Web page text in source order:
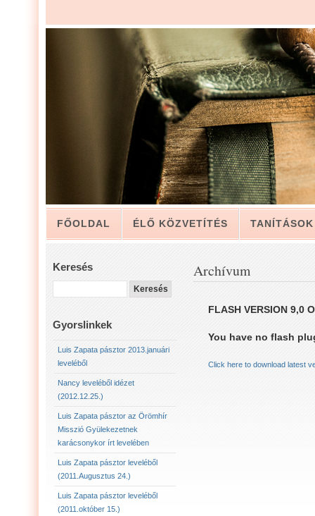
FŐOLDAL ÉLŐ KÖZVETÍTÉS TANÍTÁSOK
LUIS ZAPATA PÁSZTOR LEVELÉBŐL, A
LUIS ZAPATA PÁSZTOR LEVELÉBŐL
LUIS ZAPATA PÁSZTOR LEVELÉBŐL
LUIS ZAPATA PÁSZTOR AZ ÖRÖMHÍR MISSZIÓ
2012.12.25. NANCY LEVELÉBŐL IDÉZET:
Keresés
Gyorslinkek
Luis Zapata pásztor 2013.januári
leveléből
Nancy leveléből idézet
(2012.12.25.)
Luis Zapata pásztor az Örömhír
Misszió Gyülekezetnek
karácsonykor írt levelében
Luis Zapata pásztor leveléből
(2011.Augusztus 24.)
Luis Zapata pásztor leveléből
(2011.október 15.)
Archívum
FLASH VERSION 9,0
You have no flash
Click here to download latest